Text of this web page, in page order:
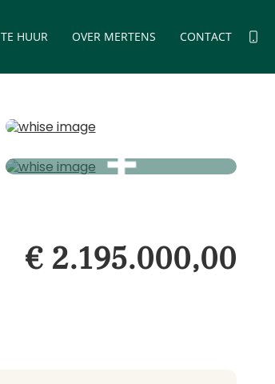
TE HUUR OVER MERTENS CONTACT
€ 2.195.000,00